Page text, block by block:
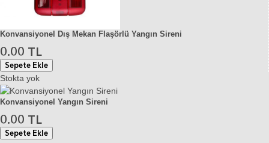
Konvansiyonel Dış Mekan Flaşörlü Yangın Sireni
0.00 TL
Sepete Ekle
Stokta yok
Konvansiyonel Yangın Sireni
0.00 TL
Sepete Ekle